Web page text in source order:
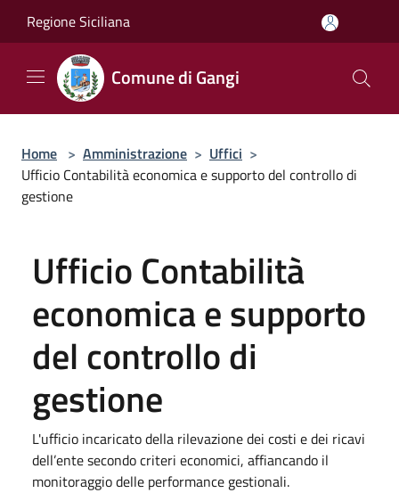
Regione Siciliana
Comune di Gangi
Home > Amministrazione > Uffici >
Ufficio Contabilità economica e supporto del controllo di
gestione
Ufficio Contabilità
economica e supporto
del controllo di
gestione
L'ufficio incaricato della rilevazione dei costi e dei ricavi
dell’ente secondo criteri economici, affiancando il
monitoraggio delle performance gestionali.